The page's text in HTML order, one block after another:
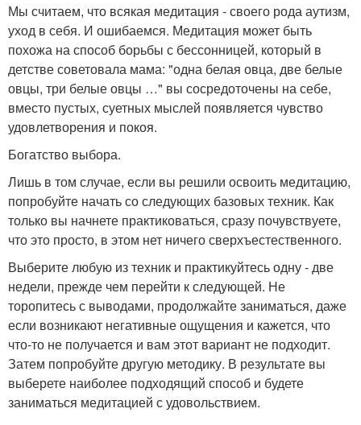
Мы считаем, что всякая медитация - своего рода аутизм,
уход в себя. И ошибаемся. Медитация может быть
похожа на способ борьбы с бессонницей, который в
детстве советовала мама: "одна белая овца, две белые
овцы, три белые овцы …" вы сосредоточены на себе,
вместо пустых, суетных мыслей появляется чувство
удовлетворения и покоя.
Богатство выбора.
Лишь в том случае, если вы решили освоить медитацию,
попробуйте начать со следующих базовых техник. Как
только вы начнете практиковаться, сразу почувствуете,
что это просто, в этом нет ничего сверхъестественного.
Выберите любую из техник и практикуйтесь одну - две
недели, прежде чем перейти к следующей. Не
торопитесь с выводами, продолжайте заниматься, даже
если возникают негативные ощущения и кажется, что
что-то не получается и вам этот вариант не подходит.
Затем попробуйте другую методику. В результате вы
выберете наиболее подходящий способ и будете
заниматься медитацией с удовольствием.